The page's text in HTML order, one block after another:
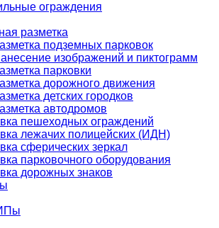
ограждения
разметка
подземных парковок
изображений и пиктограмм
парковки
дорожного движения
детских городков
автодромов
пешеходных ограждений
лежачих полицейских (ИДН)
сферических зеркал
парковочного оборудования
дорожных знаков